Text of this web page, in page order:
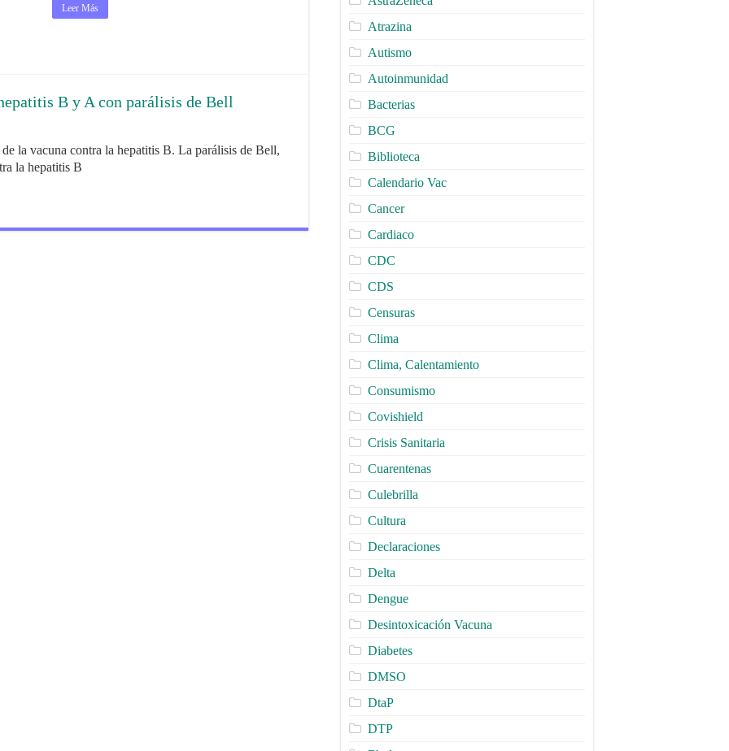
Leer Más
B y A con parálisis de Bell
la vacuna contra la hepatitis B. La parálisis de Bell,
la hepatitis B
Atrazina
Autismo
Autoinmunidad
Bacterias
BCG
Biblioteca
Calendario Vac
Cancer
Cardiaco
CDC
CDS
Censuras
Clima
Clima, Calentamiento
Consumismo
Covishield
Crisis Sanitaria
Cuarentenas
Culebrilla
Cultura
Declaraciones
Delta
Dengue
Desintoxicación Vacuna
Diabetes
DMSO
DtaP
DTP